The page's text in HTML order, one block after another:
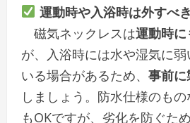
運動時や入浴時は外すべ
磁気ネックレスは運動時
が、入浴時には水や湿気に
いる場合があるため、 事前
しましょう。防水仕様のも
もOKですが、劣化を防ぐた